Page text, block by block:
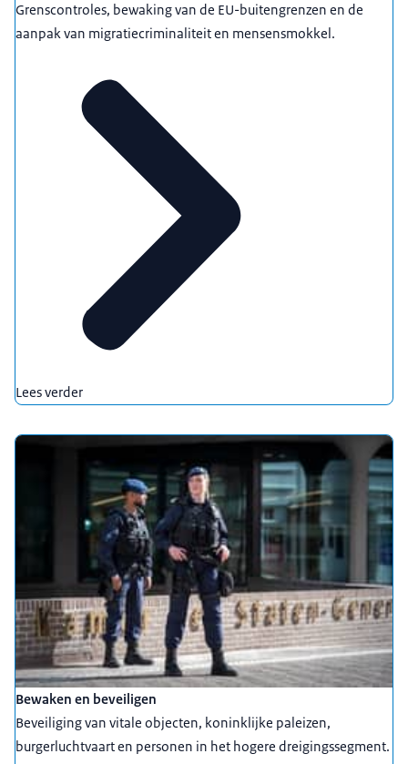
Grenscontroles, bewaking van de EU-buitengrenzen en de
aanpak van migratiecriminaliteit en mensensmokkel.
Lees verder
Bewaken en beveiligen
Beveiliging van vitale objecten, koninklijke paleizen,
burgerluchtvaart en personen in het hogere dreigingssegment.